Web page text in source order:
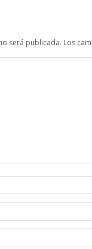
será publicada. Los